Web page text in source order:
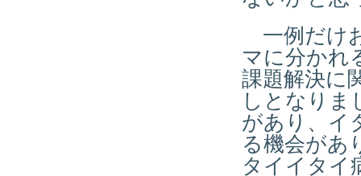
一例だけ
マに分かれ
課題解決に
しとなりま
があり、イ
る機会があ
タイイタイ